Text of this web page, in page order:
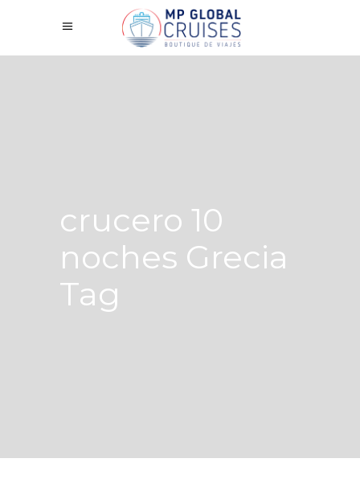
crucero 10
noches Grecia
Tag